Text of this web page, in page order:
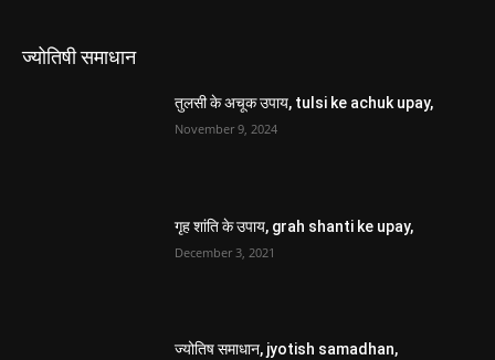
ज्योतिषी समाधान
तुलसी के अचूक उपाय, tulsi ke achuk upay,
November 9, 2024
गृह शांति के उपाय, grah shanti ke upay,
December 3, 2021
ज्योतिष समाधान, jyotish samadhan,